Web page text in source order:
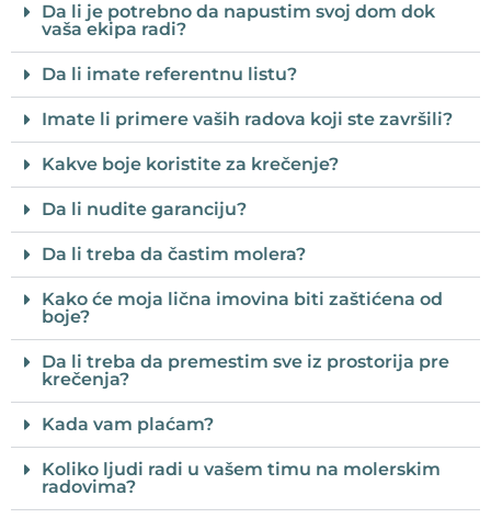
Da li je potrebno da napustim svoj dom dok
vaša ekipa radi?
Da li imate referentnu listu?
Imate li primere vaših radova koji ste završili?
Kakve boje koristite za krečenje?
Da li nudite garanciju?
Da li treba da častim molera?
Kako će moja lična imovina biti zaštićena od
boje?
Da li treba da premestim sve iz prostorija pre
krečenja?
Kada vam plaćam?
Koliko ljudi radi u vašem timu na molerskim
radovima?